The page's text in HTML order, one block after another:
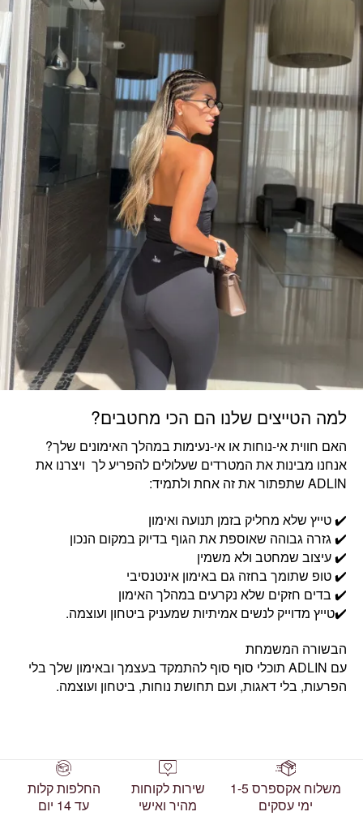
למה הטייצים שלנו הם הכי מחטבים?
האם חווית אי-נוחות או אי-נעימות במהלך האימונים שלך?
אנחנו מבינות את המטרדים שעלולים להפריע לך ויצרנו את
ADLIN שתפתור את זה אחת ולתמיד:
✔️ טייץ שלא מחליק בזמן תנועה ואימון
✔️ גזרה גבוהה שאוספת את הגוף בדיוק במקום הנכון
✔️ עיצוב שמחטב ולא משמין
✔️ טופ שתומך בחזה גם באימון אינטנסיבי
✔️ בדים חזקים שלא נקרעים במהלך האימון
✔️טייץ מדוייק לנשים אמיתיות שמעניק ביטחון ועוצמה.
הבשורה המשמחת
עם ADLIN תוכלי סוף סוף להתמקד בעצמך ובאימון שלך בלי
הפרעות, בלי דאגות, ועם תחושת נוחות, ביטחון ועוצמה.
משלוח אקספרס 1-5
ימי עסקים
שירות לקוחות
מהיר ואישי
החלפות קלות
עד 14 יום